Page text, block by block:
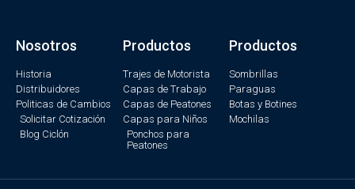
Nosotros
Historia
Distribuidores
Politicas de Cambios
Solicitar Cotización
Blog Ciclón
Productos
Trajes de Motorista
Capas de Trabajo
Capas de Peatones
Capas para Niños
Ponchos para
Peatones
Productos
Sombrillas
Paraguas
Botas y Botines
Mochilas